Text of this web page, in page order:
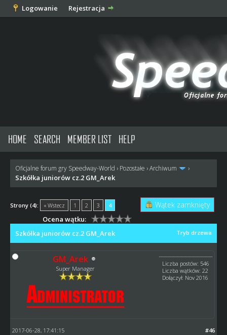
Logowanie Rejestracja
HOME SEARCH MEMBER LIST HELP
Oficjalne forum gry Speedway-World › Pozostałe ›Archiwum ›
Szkółka juniorów cz.2 GM_Arek
Strony (4): « Wstecz 1 2 3 4 Wątek zamknięty
Ocena wątku:
Tryb drzewa
Szkółka juniorów cz.2 GM_Arek
GM_Arek
Super Manager
Liczba postów: 546
Liczba wątków: 22
Dołączył: Nov 2016
#46
2017-06-28, 17:41:15